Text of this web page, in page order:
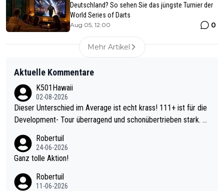
Deutschland? So sehen Sie das jüngste Turnier der
World Series of Darts
Aug 05, 12:00 0
Mehr Artikel
Aktuelle Kommentare
K501Hawaii
02-08-2026
Dieser Unterschied im Average ist echt krass! 111+ ist für die
Development- Tour überragend und schonübertrieben stark. U
mal 40+ erst recht. Da gewinnst keinen Blumentopf - ist ja noc
h krasser wie ein Pokalspiel eines Kreisligisten vs einem Bund
Robertuil
24-06-2026
Ganz tolle Aktion!
Robertuil
11-06-2026